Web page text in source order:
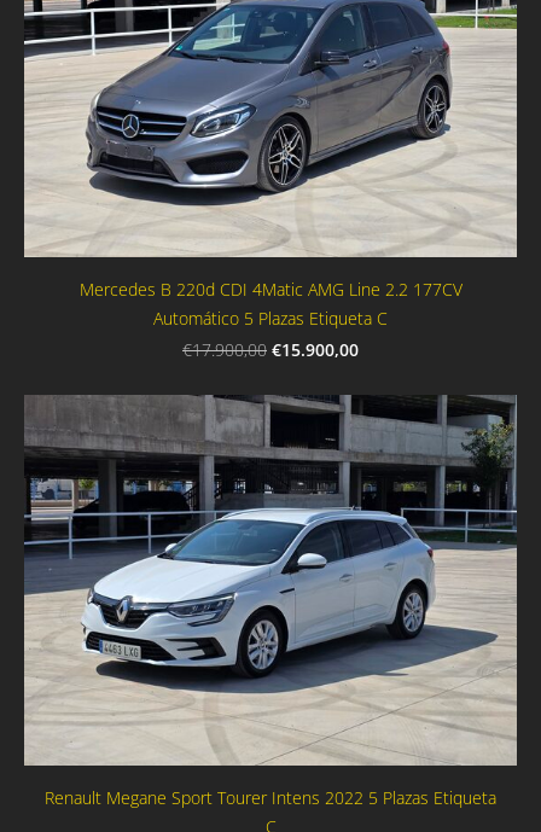
Mercedes B 220d CDI 4Matic AMG Line 2.2 177CV
Automático 5 Plazas Etiqueta C
€17.900,00 €15.900,00
Renault Megane Sport Tourer Intens 2022 5 Plazas Etiqueta
C